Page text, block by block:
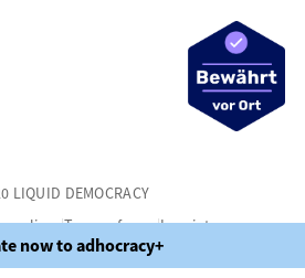
LIQUID DEMOCRACY
policy
Terms of use Imprint
now to adhocracy+